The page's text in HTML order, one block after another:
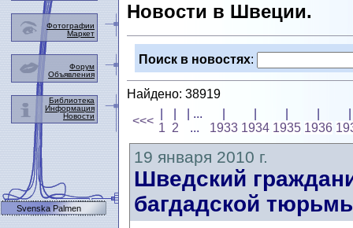
Новости в Швеции.
Поиск в новостях:
Найдено: 38919
<<<
1 2
| ...
...
1933 1934 1935 1936
19 января 2010 г.
Шведский
багдадской
Фотографии
Маркет
Форум
Объявления
Библиотека
Информация
Новости
Svenska Palmen